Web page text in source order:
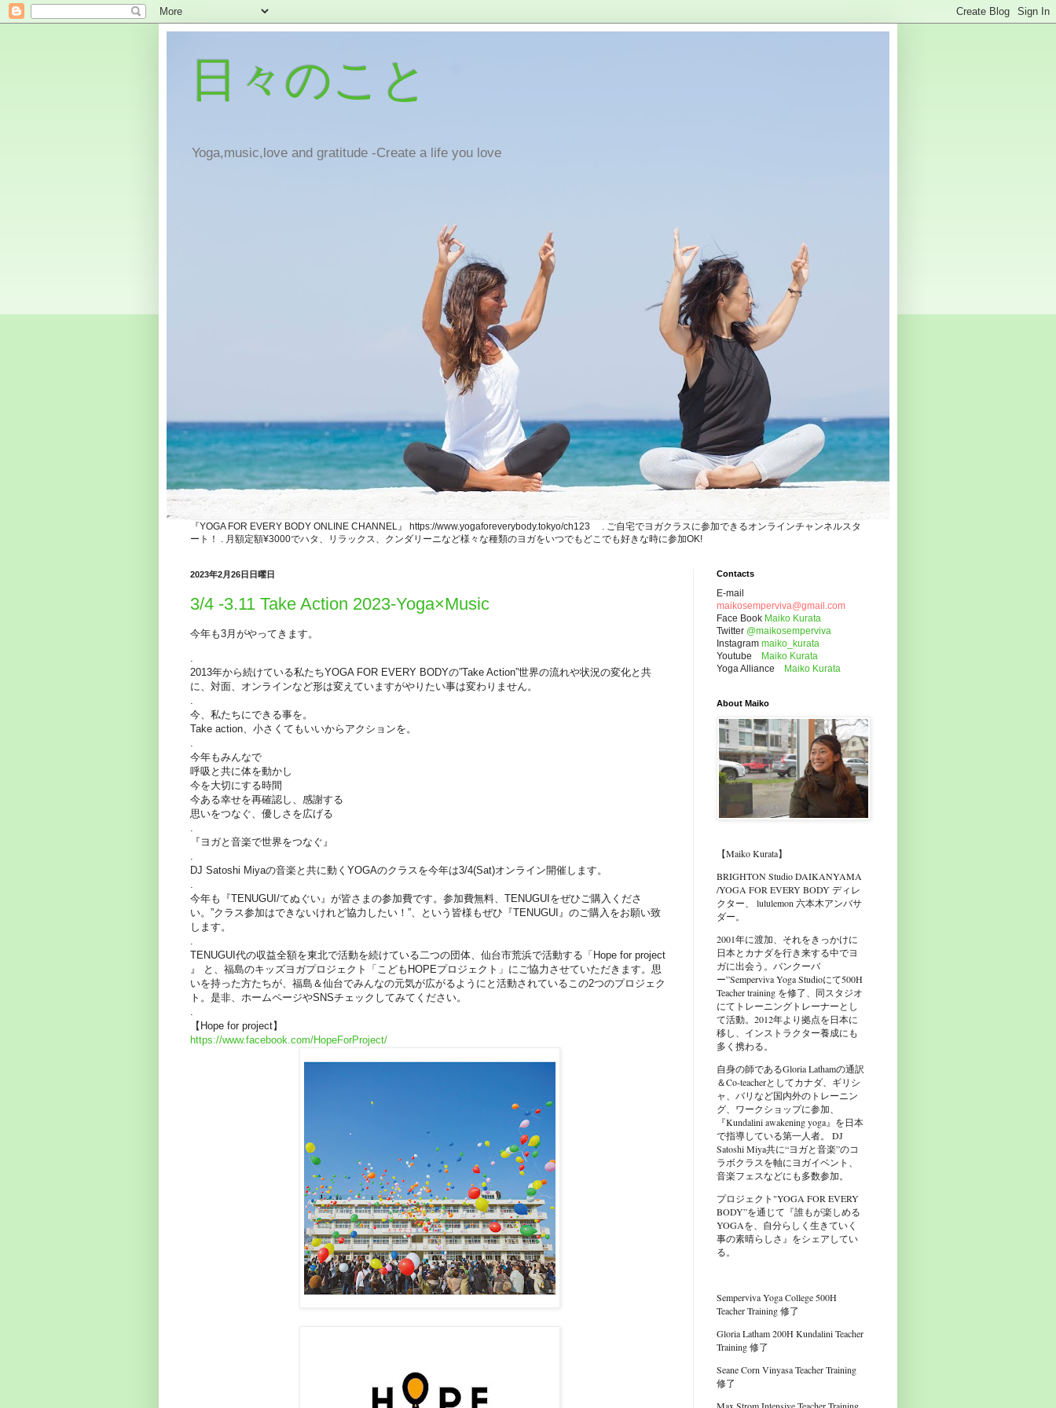
日々のこと
Yoga,music,love and gratitude -Create a life you love
『YOGA FOR EVERY BODY ONLINE CHANNEL』 https://www.yogaforeverybody.tokyo/ch123 . ご自宅でヨガクラスに参加できるオンラインチャンネルスタ
ート！ . 月額定額¥3000でハタ、リラックス、クンダリーニなど様々な種類のヨガをいつでもどこでも好きな時に参加OK!
2023年2月26日日曜日
3/4 -3.11 Take Action 2023-Yoga×Music
今年も3月がやってきます。
2013年から続けている私たちYOGA FOR EVERY BODYの”Take Action”世界の流れや状況の変化と共
に、対面、オンラインなど形は変えていますがやりたい事は変わりません。
今、私たちにできる事を。
Take action、小さくてもいいからアクションを。
今年もみんなで
呼吸と共に体を動かし
今を大切にする時間
今ある幸せを再確認し、感謝する
思いをつなぐ、優しさを広げる
『ヨガと音楽で世界をつなぐ』
DJ Satoshi Miyaの音楽と共に動くYOGAのクラスを今年は3/4(Sat)オンライン開催します。
今年も『TENUGUI/てぬぐい』が皆さまの参加費です。参加費無料、TENUGUIをぜひご購入くださ
い。”クラス参加はできないけれど協力したい！”、という皆様もぜひ『TENUGUI』のご購入をお願い致
します。
TENUGUI代の収益全額を東北で活動を続けている二つの団体、仙台市荒浜で活動する「Hope for project
』 と、福島のキッズヨガプロジェクト「こどもHOPEプロジェクト」にご協力させていただきます。思
いを持った方たちが、福島＆仙台でみんなの元気が広がるようにと活動されているこの2つのプロジェク
ト。是非、ホームページやSNSチェックしてみてください。
【Hope for project】
https://www.facebook.com/HopeForProject/
Contacts
E-mail
maikosemperviva@gmail.com
Face Book Maiko Kurata
Twitter @maikosemperviva
Instagram maiko_kurata
Youtube
Maiko Kurata
Yoga Alliance
Maiko Kurata
About Maiko
【Maiko Kurata】
BRIGHTON Studio DAIKANYAMA
/YOGA FOR EVERY BODY ディレ
クター、 lululemon 六本木アンバサ
ダー。
2001年に渡加、それをきっかけに
日本とカナダを行き来する中でヨ
ガに出会う。バンクーバ
ー”Semperviva Yoga Studioにて500H
Teacher training を修了、同スタジオ
にてトレーニングトレーナーとし
て活動。2012年より拠点を日本に
移し、インストラクター養成にも
多く携わる。
自身の師であるGloria Lathamの通訳
＆Co-teacherとしてカナダ、ギリシ
ャ、バリなど国内外のトレーニン
グ、ワークショップに参加、
『Kundalini awakening yoga』を日本
で指導している第一人者。 DJ
Satoshi Miya共に“ヨガと音楽”のコ
ラボクラスを軸にヨガイベント、
音楽フェスなどにも多数参加。
プロジェクト"YOGA FOR EVERY
BODY”を通じて『誰もが楽しめる
YOGAを、自分らしく生きていく
事の素晴らしさ』をシェアしてい
る。
Semperviva Yoga College 500H
Teacher Training 修了
Gloria Latham 200H Kundalini Teacher
Training 修了
Seane Corn Vinyasa Teacher Training
修了